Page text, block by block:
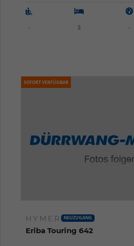
- 3 -
SOFORT VERFÜGBAR
HYMER NEUZUGANG
Eriba Touring 642